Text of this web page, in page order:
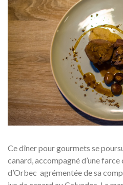
Ce dîner pour gourmets se
canard, accompagné d’une
d’Orbec agrémentée de sa